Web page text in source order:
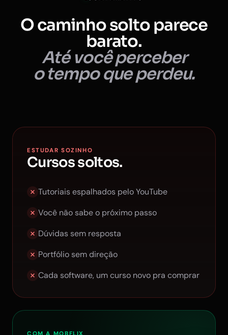
O caminho solto parece
barato.
Até você perceber
o tempo que perdeu.
ESTUDAR SOZINHO
Cursos soltos.
Tutoriais espalhados pelo YouTube
Você não sabe o próximo passo
Dúvidas sem resposta
Portfólio sem direção
Cada software, um curso novo pra comprar